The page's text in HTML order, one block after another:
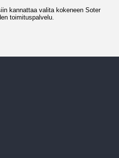
kannattaa valita kokeneen Soter
toimituspalvelu.